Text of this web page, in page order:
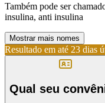
Também pode ser
insulina, anti insulina
Mostrar mais nomes
Resultado em até 23 dias
Qual seu